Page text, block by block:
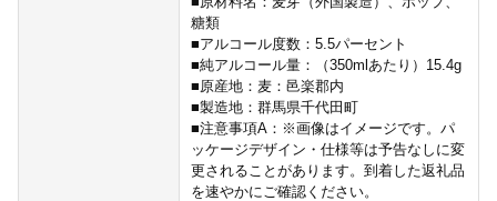
糖類
■アルコール度数：5.5パーセント
■純アルコール量：（350mlあたり）15.4g
■原産地：麦：邑楽郡内
■製造地：群馬県千代田町
■注意事項A：※画像はイメージです。パ
ッケージデザイン・仕様等は予告なしに変
更されることがあります。到着した返礼品
を速やかにご確認ください。